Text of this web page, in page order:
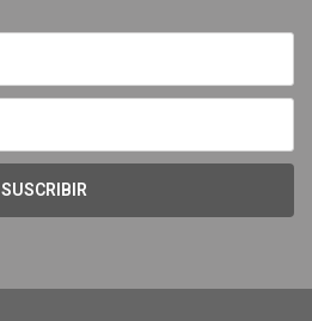
SUSCRIBIR